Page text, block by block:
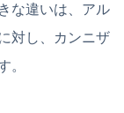
な違いは、アル
対し、カンニザ
。